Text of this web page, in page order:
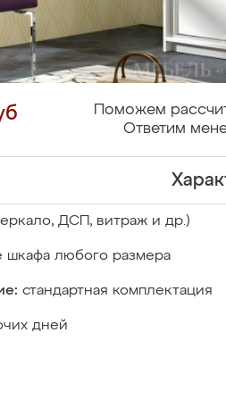
Поможем
Ответим
ДСП, витраж и др.)
шкафа любого размера
стандартная комплектация
дней